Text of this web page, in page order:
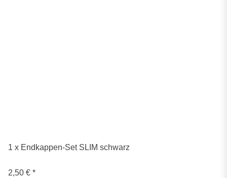
1 x Endkappen-Set SLIM schwarz
2,50 € *